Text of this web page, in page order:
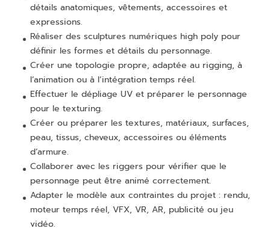
détails anatomiques, vêtements, accessoires et
expressions.
Réaliser des sculptures numériques high poly pour
définir les formes et détails du personnage.
Créer une topologie propre, adaptée au rigging, à
l’animation ou à l’intégration temps réel.
Effectuer le dépliage UV et préparer le personnage
pour le texturing.
Créer ou préparer les textures, matériaux, surfaces,
peau, tissus, cheveux, accessoires ou éléments
d’armure.
Collaborer avec les riggers pour vérifier que le
personnage peut être animé correctement.
Adapter le modèle aux contraintes du projet : rendu,
moteur temps réel, VFX, VR, AR, publicité ou jeu
vidéo.